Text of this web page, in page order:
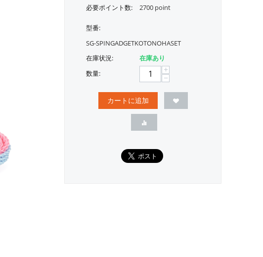
必要ポイント数:
2700 point
型番:
SG-SPINGADGETKOTONOHASET
在庫状況:
在庫あり
数量:
+
−
カートに追加